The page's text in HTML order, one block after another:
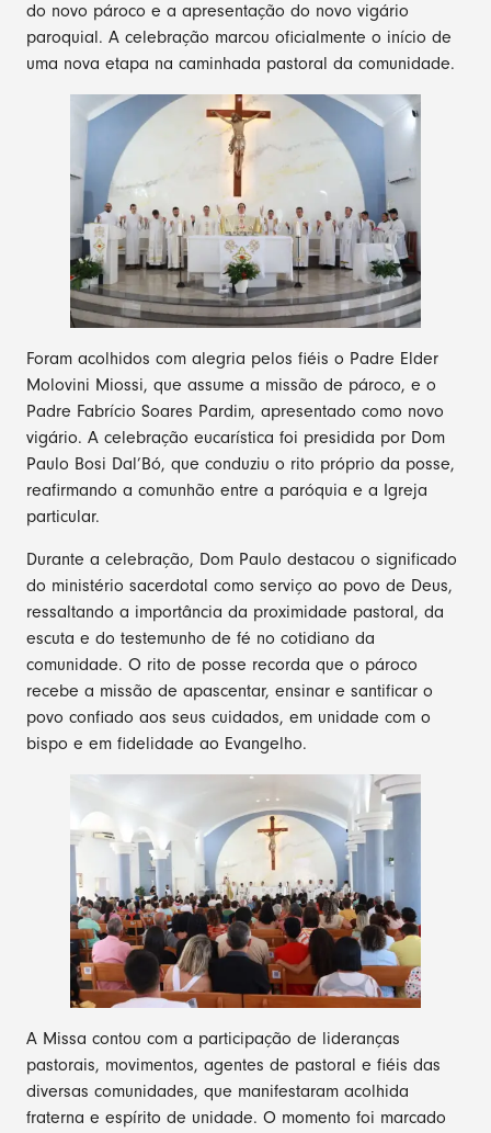
do novo pároco e a apresentação do novo vigário
paroquial. A celebração marcou oficialmente o início de
uma nova etapa na caminhada pastoral da comunidade.
Foram acolhidos com alegria pelos fiéis o Padre Elder
Molovini Miossi, que assume a missão de pároco, e o
Padre Fabrício Soares Pardim, apresentado como novo
vigário. A celebração eucarística foi presidida por Dom
Paulo Bosi Dal’Bó, que conduziu o rito próprio da posse,
reafirmando a comunhão entre a paróquia e a Igreja
particular.
Durante a celebração, Dom Paulo destacou o significado
do ministério sacerdotal como serviço ao povo de Deus,
ressaltando a importância da proximidade pastoral, da
escuta e do testemunho de fé no cotidiano da
comunidade. O rito de posse recorda que o pároco
recebe a missão de apascentar, ensinar e santificar o
povo confiado aos seus cuidados, em unidade com o
bispo e em fidelidade ao Evangelho.
A Missa contou com a participação de lideranças
pastorais, movimentos, agentes de pastoral e fiéis das
diversas comunidades, que manifestaram acolhida
fraterna e espírito de unidade. O momento foi marcado